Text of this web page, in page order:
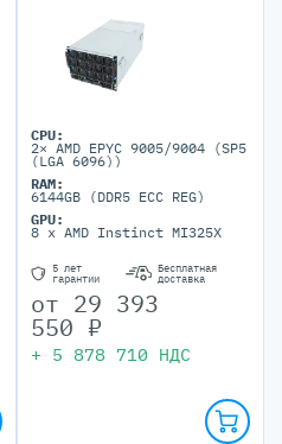
CPU:
2× AMD EPYC 9005/9004 (SP5
(LGA 6096))
RAM:
6144GB (DDR5 ECC REG)
GPU:
8 x AMD Instinct MI325X
5 лет
гарантии
Бесплатная
доставка
от 29 393
550 ₽
+ 5 878 710 НДС